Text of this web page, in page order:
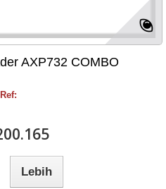
AXP732 COMBO
Ref:
Lebih